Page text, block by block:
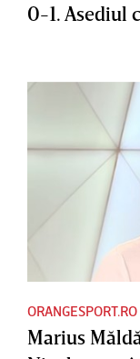
0-1. Asediul
ORANGESPORT.RO
Marius